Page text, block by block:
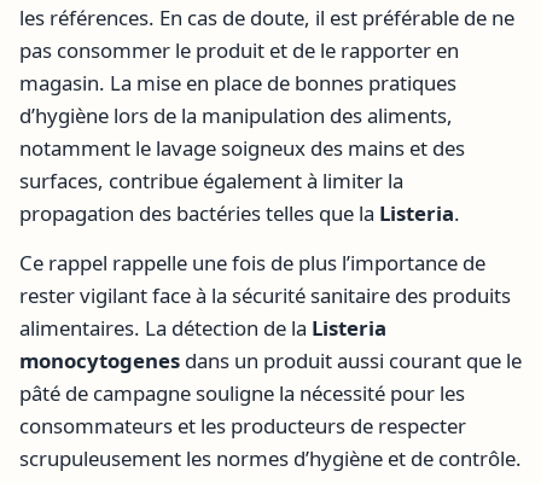
les références. En cas de doute, il est préférable de ne
pas consommer le produit et de le rapporter en
magasin. La mise en place de bonnes pratiques
d’hygiène lors de la manipulation des aliments,
notamment le lavage soigneux des mains et des
surfaces, contribue également à limiter la
propagation des bactéries telles que la Listeria.
Ce rappel rappelle une fois de plus l’importance de
rester vigilant face à la sécurité sanitaire des produits
alimentaires. La détection de la Listeria
monocytogenes dans un produit aussi courant que le
pâté de campagne souligne la nécessité pour les
consommateurs et les producteurs de respecter
scrupuleusement les normes d’hygiène et de contrôle.